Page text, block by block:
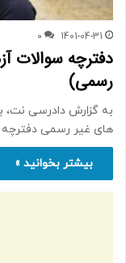
1401-04-31
0
رسمی)
به گزارش دادرسی نت،
های غیر رسمی دفترچه
بیشتر بخوانید »